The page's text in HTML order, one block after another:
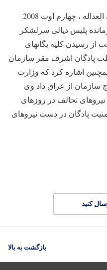
، چهارم اوت 2008
پلیس دیالی سرلشکر
رسیدن کلیه یگانهای
پادگان اشرف مقر سازمان
اشاره کرد که وزارت
از عراق داد وی
تحالف در روزهای
پادگان در دست نیروهای
کنید
بازگشت به بالا